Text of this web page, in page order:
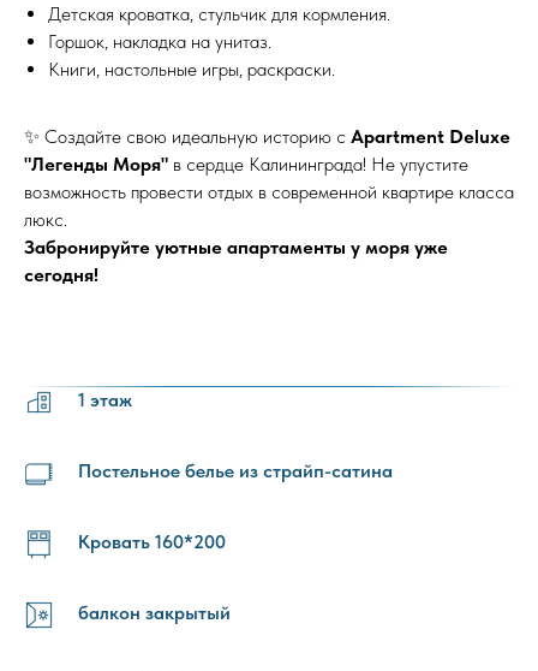
Детская кроватка, стульчик для кормления.
Горшок, накладка на унитаз.
Книги, настольные игры, раскраски.
✨ Создайте cвoю идеальную историю с Apartment Deluxe
"Легенды Моря" в сердце Калининграда! Не упустите
возможность провести отдых в современной квартире класса
люкс.
Забронируйте уютные апартаменты у моря уже
сегодня!
1 этаж
Постельное белье из страйп-сатина
Кровать 160*200
балкон закрытый